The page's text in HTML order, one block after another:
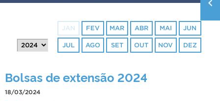
PORTARIAS
JAN FEV MAR ABR MAI JUN
JUL AGO SET OUT NOV DEZ
Bolsas de extensão 2024
18/03/2024